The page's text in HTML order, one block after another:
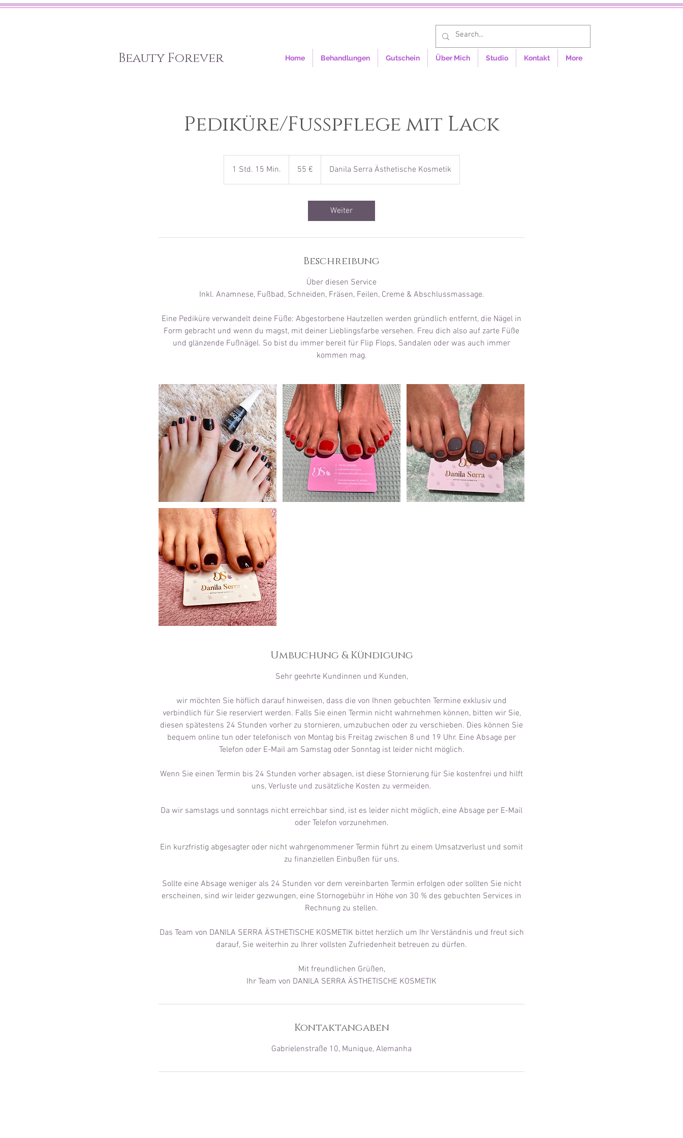
Beauty Forever Home Behandlungen Gutschein Über Mich Studio Kontakt More
Pediküre/Fußpflege mit Lack
1 Std. 15 Min.
S
55 € Danila Serra Ästhetische Kosmetik
Weiter
Beschreibung
Über diesen Service
Inkl. Anamnese, Fußbad, Schneiden, Fräsen, Feilen, Creme & Abschlussmassage.
Eine Pediküre verwandelt deine Füße: Abgestorbene Hautzellen werden gründlich entfernt, die Nägel in
Form gebracht und wenn du magst, mit deiner Lieblingsfarbe versehen. Freu dich also auf zarte Füße
und glänzende Fußnägel. So bist du immer bereit für Flip Flops, Sandalen oder was auch immer
kommen mag.
Umbuchung & Kündigung
Sehr geehrte Kundinnen und Kunden,
wir möchten Sie höflich darauf hinweisen, dass die von Ihnen gebuchten Termine exklusiv und
verbindlich für Sie reserviert werden. Falls Sie einen Termin nicht wahrnehmen können, bitten wir Sie,
diesen spätestens 24 Stunden vorher zu stornieren, umzubuchen oder zu verschieben. Dies können Sie
bequem online tun oder telefonisch von Montag bis Freitag zwischen 8 und 19 Uhr. Eine Absage per
Telefon oder E-Mail am Samstag oder Sonntag ist leider nicht möglich.
Wenn Sie einen Termin bis 24 Stunden vorher absagen, ist diese Stornierung für Sie kostenfrei und hilft
uns, Verluste und zusätzliche Kosten zu vermeiden.
Da wir samstags und sonntags nicht erreichbar sind, ist es leider nicht möglich, eine Absage per E-Mail
oder Telefon vorzunehmen.
Ein kurzfristig abgesagter oder nicht wahrgenommener Termin führt zu einem Umsatzverlust und somit
zu finanziellen Einbußen für uns.
Sollte eine Absage weniger als 24 Stunden vor dem vereinbarten Termin erfolgen oder sollten Sie nicht
erscheinen, sind wir leider gezwungen, eine Stornogebühr in Höhe von 30 % des gebuchten Services in
Rechnung zu stellen.
Das Team von DANILA SERRA ÄSTHETISCHE KOSMETIK bittet herzlich um Ihr Verständnis und freut sich
darauf, Sie weiterhin zu Ihrer vollsten Zufriedenheit betreuen zu dürfen.
Mit freundlichen Grüßen,
Ihr Team von DANILA SERRA ÄSTHETISCHE KOSMETIK
Kontaktangaben
Gabrielenstraße 10, Munique, Alemanha